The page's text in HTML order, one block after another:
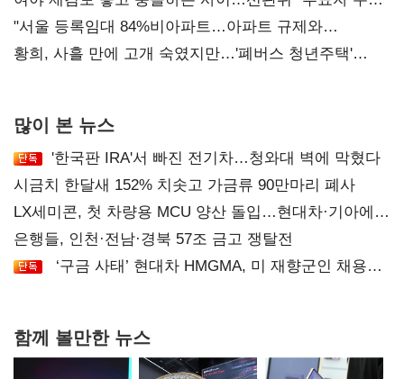
오차 당연"
"서울 등록임대 84%비아파트…아파트 규제와
달리해야"
황희, 사흘 만에 고개 숙였지만…'폐버스 청년주택'
많이 본 뉴스
'한국판 IRA'서 빠진 전기차…청와대 벽에 막혔다
시금치 한달새 152% 치솟고 가금류 90만마리 폐사
LX세미콘, 첫 차량용 MCU 양산 돌입…현대차·기아에
공급
은행들, 인천·전남·경북 57조 금고 쟁탈전
‘구금 사태’ 현대차 HMGMA, 미 재향군인 채용
함께 볼만한 뉴스